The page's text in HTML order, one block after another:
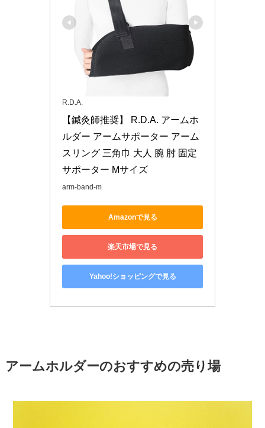
R.D.A.
【鍼灸師推奨】 R.D.A. アームホ
ルダー アームサポーター アーム
スリング 三角巾 大人 腕 肘 固定
サポーター Mサイズ
arm-band-m
Amazonで見る
楽天市場で見る
Yahoo!ショッピングで見る
アームホルダーのおすすめの売り場